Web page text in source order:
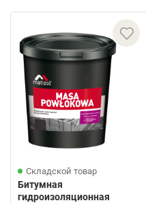
Складской товар
Битумная
гидроизоляционная